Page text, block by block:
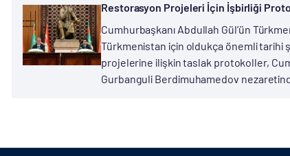
Restorasyon Projeleri İçin İşbirliği
Cumhurbaşkanı Abdullah Gül’ün
Türkmenistan için oldukça önemli tarihi
projelerine ilişkin taslak protokoller,
Gurbanguli Berdimuhamedov